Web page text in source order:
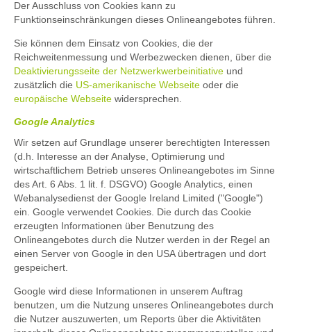
Der Ausschluss von Cookies kann zu
Funktionseinschränkungen dieses Onlineangebotes führen.
Sie können dem Einsatz von Cookies, die der
Reichweitenmessung und Werbezwecken dienen, über die
Deaktivierungsseite der Netzwerkwerbeinitiative und
zusätzlich die US-amerikanische Webseite oder die
europäische Webseite widersprechen.
Google Analytics
Wir setzen auf Grundlage unserer berechtigten Interessen
(d.h. Interesse an der Analyse, Optimierung und
wirtschaftlichem Betrieb unseres Onlineangebotes im Sinne
des Art. 6 Abs. 1 lit. f. DSGVO) Google Analytics, einen
Webanalysedienst der Google Ireland Limited ("Google")
ein. Google verwendet Cookies. Die durch das Cookie
erzeugten Informationen über Benutzung des
Onlineangebotes durch die Nutzer werden in der Regel an
einen Server von Google in den USA übertragen und dort
gespeichert.
Google wird diese Informationen in unserem Auftrag
benutzen, um die Nutzung unseres Onlineangebotes durch
die Nutzer auszuwerten, um Reports über die Aktivitäten